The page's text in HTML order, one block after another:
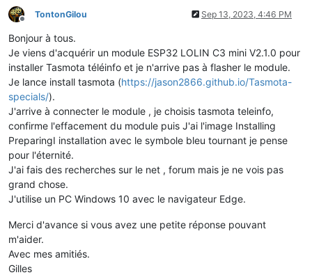
Offline
TontonGilou Sep 13, 2023, 4:46 PM
Bonjour à tous.
Je viens d'acquérir un module ESP32 LOLIN C3 mini V2.1.0 pour
installer Tasmota téléinfo et je n'arrive pas à flasher le module.
Je lance install tasmota (https://jason2866.github.io/Tasmota-
specials/).
J'arrive à connecter le module , je choisis tasmota teleinfo,
confirme l'effacement du module puis J'ai l'image Installing
PreparingI installation avec le symbole bleu tournant je pense
pour l'éternité.
J'ai fais des recherches sur le net , forum mais je ne vois pas
grand chose.
J'utilise un PC Windows 10 avec le navigateur Edge.
Merci d'avance si vous avez une petite réponse pouvant
m'aider.
Avec mes amitiés.
Gilles